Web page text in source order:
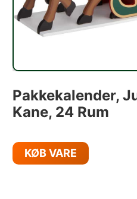
Pakkekalender,
Kane, 24 Rum
KØB VARE